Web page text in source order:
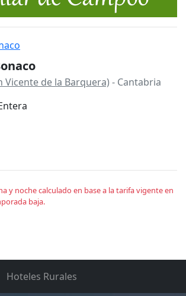
Vicente de la Barquera) - Cantabria
y noche calculado en base a la tarifa vigente en
baja.
Hoteles Rurales